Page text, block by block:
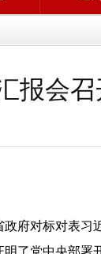
报会召
府对标对表习
了党中央部署